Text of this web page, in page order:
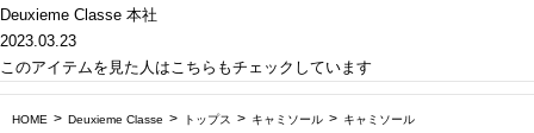
Deuxieme Classe 本社
2023.03.23
このアイテムを見た人はこちらもチェックしています
HOME Deuxieme Classe トップス キャミソール キャミソール